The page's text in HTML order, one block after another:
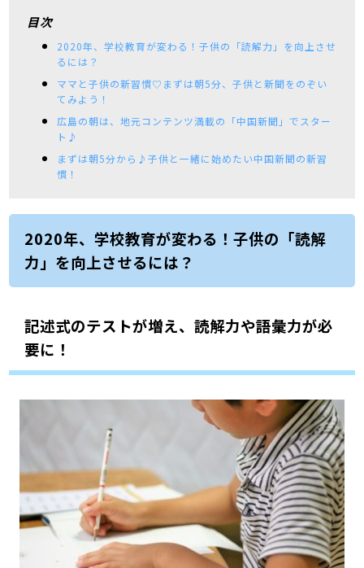
目次
2020年、学校教育が変わる！子供の「読解力」を向上させ
るには？
ママと子供の新習慣♡まずは朝5分、子供と新聞をのぞい
てみよう！
広島の朝は、地元コンテンツ満載の「中国新聞」でスター
ト♪
まずは朝5分から♪子供と一緒に始めたい中国新聞の新習
慣！
2020年、学校教育が変わる！子供の「読解
力」を向上させるには？
記述式のテストが増え、読解力や語彙力が必
要に！